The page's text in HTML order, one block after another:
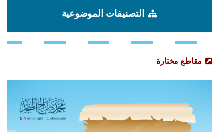
التصنيفات الموضوعية
مقاطع مختارة